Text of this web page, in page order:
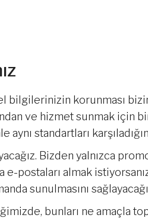
bilgilerinizin korunması
ve hizmet sunmak için
aynı standartları
Bizden yalnızca
e-postaları almak
sunulmasını
bunları ne amaçla